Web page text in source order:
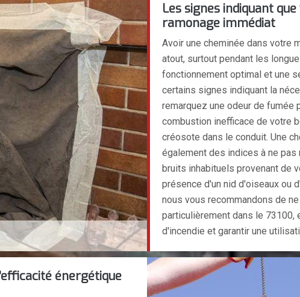
Les signes indiquant
ramonage immédiat
Avoir une cheminée dans votre
atout, surtout pendant les
fonctionnement optimal et une
certains signes indiquant la
remarquez une odeur de fumée
combustion inefficace de votre
créosote dans le conduit. Une
également des indices à ne pas
bruits inhabituels provenant de
présence d'un nid d'oiseaux ou
nous vous recommandons de
particulièrement dans le
d'incendie et garantir une
énergétique